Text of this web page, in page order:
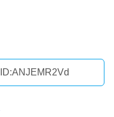
ID:ANJEMR2Vd